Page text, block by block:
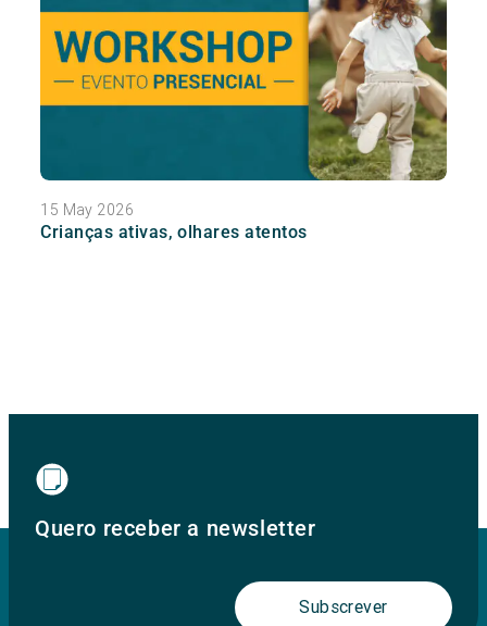
15 May 2026
Crianças ativas, olhares atentos
Quero receber a newsletter
Subscrever